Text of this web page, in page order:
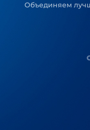
Объединяем